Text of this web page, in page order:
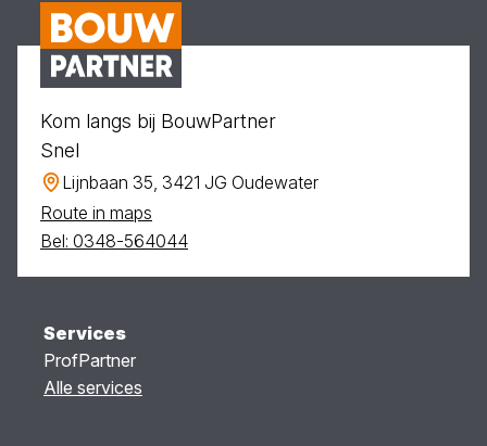
Kom langs bij BouwPartner
Snel
Lijnbaan 35, 3421 JG Oudewater
Route in maps
Bel: 0348-564044
Services
ProfPartner
Alle services